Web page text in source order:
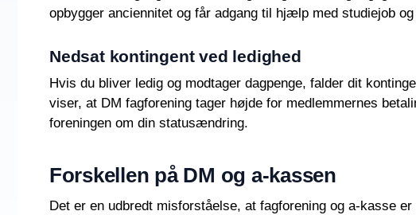
opbygger anciennitet og får adgang til hjælp med studiejob
Nedsat kontingent ved ledighed
Hvis du bliver ledig og modtager dagpenge, falder dit
viser, at DM fagforening tager højde for medlemmernes
foreningen om din statusændring.
Forskellen på DM og a-kassen
Det er en udbredt misforståelse, at fagforening og a-kasse